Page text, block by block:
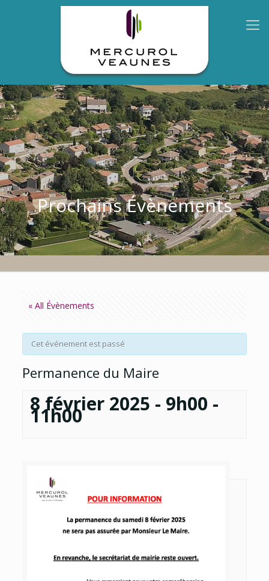
Prochains Évènements
« All Évènements
Cet événement est passé
Permanence du Maire
8 février 2025 - 9h00 -
11h00